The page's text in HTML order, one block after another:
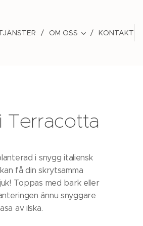
OM OSS KONTAKT
Terracotta
i snygg italiensk
få din skrytsamma
Toppas med bark eller
ännu snyggare
av ilska.